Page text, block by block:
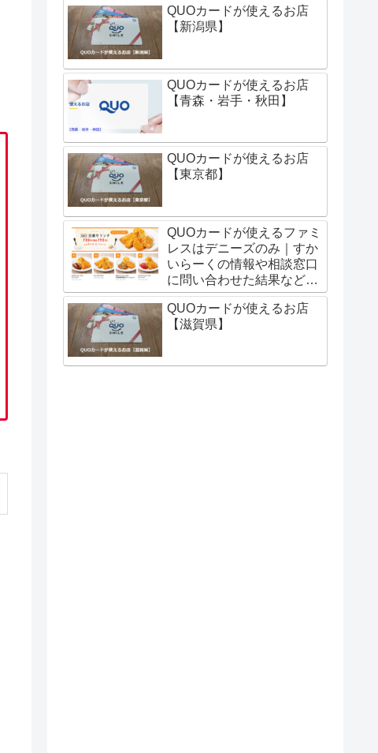
QUOカードが使えるお店
【新潟県】
QUOカードが使えるお店
【青森・岩手・秋田】
QUOカードが使えるお店
【東京都】
QUOカードが使えるファミ
レスはデニーズのみ｜すか
いらーくの情報や相談窓口
に問い合わせた結果などに
ついて
QUOカードが使えるお店
【滋賀県】